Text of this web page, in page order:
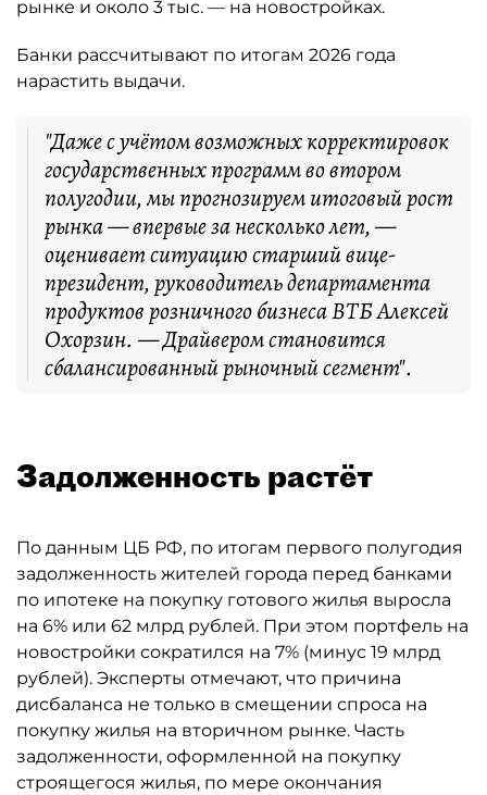
рынке и около 3 тыс. — на новостройках.
Банки рассчитывают по итогам 2026 года
нарастить выдачи.
"Даже с учётом возможных корректировок
государственных программ во втором
полугодии, мы прогнозируем итоговый рост
рынка — впервые за несколько лет, —
оценивает ситуацию старший вице-
президент, руководитель департамента
продуктов розничного бизнеса ВТБ Алексей
Охорзин. — Драйвером становится
сбалансированный рыночный сегмент".
Задолженность растёт
По данным ЦБ РФ, по итогам первого полугодия
задолженность жителей города перед банками
по ипотеке на покупку готового жилья выросла
на 6% или 62 млрд рублей. При этом портфель на
новостройки сократился на 7% (минус 19 млрд
рублей). Эксперты отмечают, что причина
дисбаланса не только в смещении спроса на
покупку жилья на вторичном рынке. Часть
задолженности, оформленной на покупку
строящегося жилья, по мере окончания